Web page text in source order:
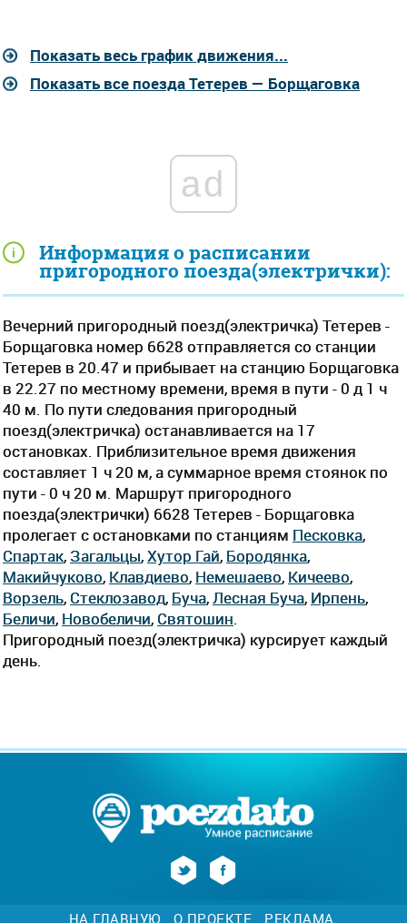
Информация о расписании
пригородного поезда(электрички):
Вечерний пригородный поезд(электричка) Тетерев -
Борщаговка номер 6628 отправляется со станции
Тетерев в 20.47 и прибывает на станцию Борщаговка
в 22.27 по местному времени, время в пути - 0 д 1 ч
40 м. По пути следования пригородный
поезд(электричка) останавливается на 17
остановках. Приблизительное время движения
составляет 1 ч 20 м, а суммарное время стоянок по
пути - 0 ч 20 м. Маршрут пригородного
поезда(электрички) 6628 Тетерев - Борщаговка
пролегает c остановками по станциям Песковка,
Спартак, Загальцы,Хутор Гай, Бородянка,
Макийчуково, Клавдиево, Немешаево, Кичеево,
Ворзель, Стеклозавод, Буча, Лесная Буча, Ирпень,
Беличи, Новобеличи, Святошин
Пригородный поезд(электричка) курсирует каждый
день.
Показать весь график движения...
Показать все поезда Тетерев — Борщаговка
ad
НА ГЛАВНУЮ О ПРОЕКТЕ РЕКЛАМА